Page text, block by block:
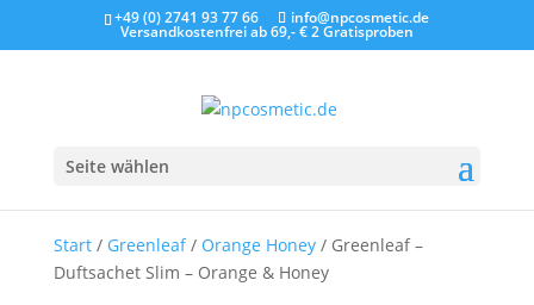
+49 (0) 2741 93 77 66 info@npcosmetic.de
Versandkostenfrei ab 69,- €2 Gratisproben
Seite wählen
Start/ Greenleaf/ Orange Honey/ Greenleaf –
Duftsachet Slim – Orange & Honey